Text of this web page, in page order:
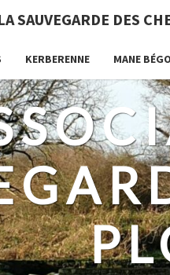
SAUVEGARDE DES
KERBERENNE MANE BÉGO